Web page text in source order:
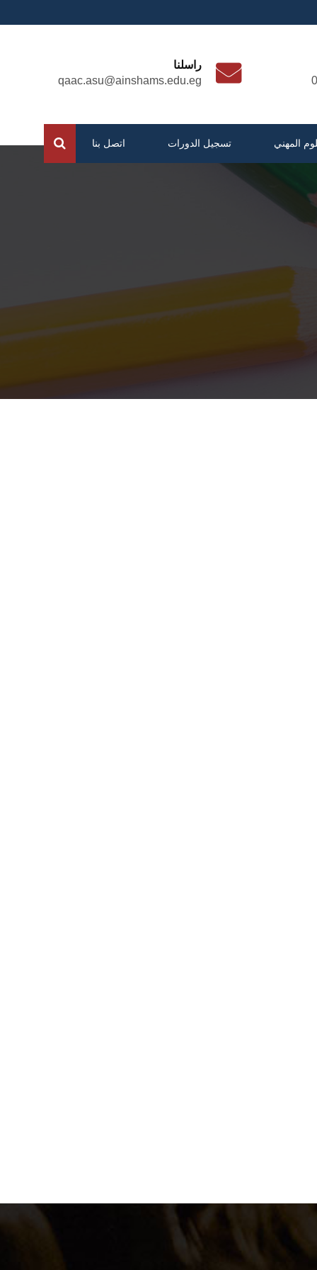
راسلنا
qaac.asu@ainshams.edu.eg
المهني تسجيل الدورات اتصل بنا